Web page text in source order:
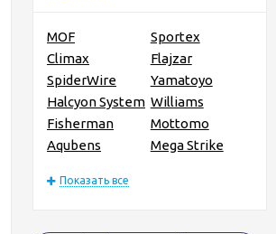
MOF
Sportex
Climax
Flajzar
SpiderWire
Yamatoyo
Halcyon System Williams
Fisherman
Mottomo
Aqubens
Mega Strike
Показать все